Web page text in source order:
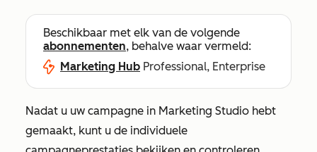
Beschikbaar met elk van de volgende
abonnementen, behalve waar vermeld:
Marketing Hub Professional, Enterprise
Nadat u uw campagne in Marketing Studio hebt
gemaakt, kunt u de individuele